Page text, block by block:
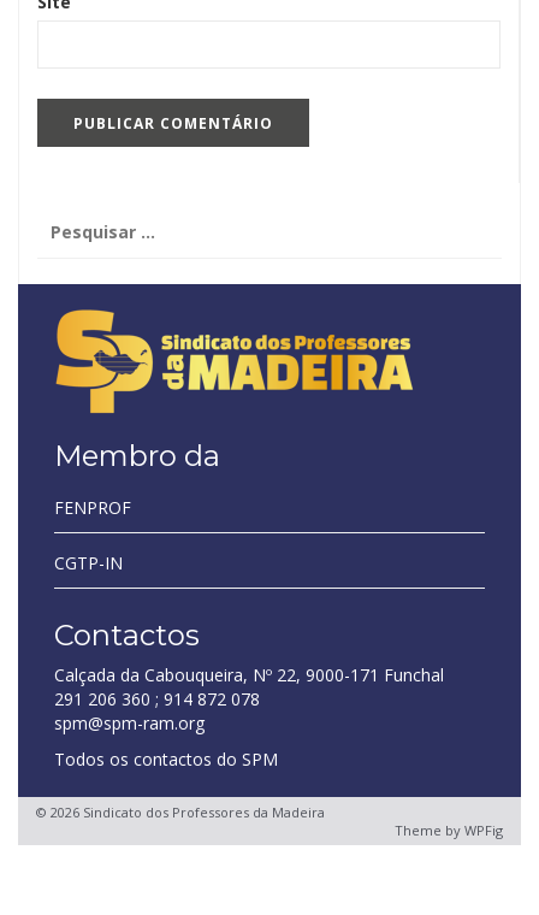
por:
Membro da
FENPROF
CGTP-IN
Contactos
Calçada da Cabouqueira, Nº 22, 9000-171 Funchal
291 206 360 ; 914 872 078
spm@spm-ram.org
Todos os contactos do SPM
© 2026 Sindicato dos Professores da Madeira
Theme by WPFig